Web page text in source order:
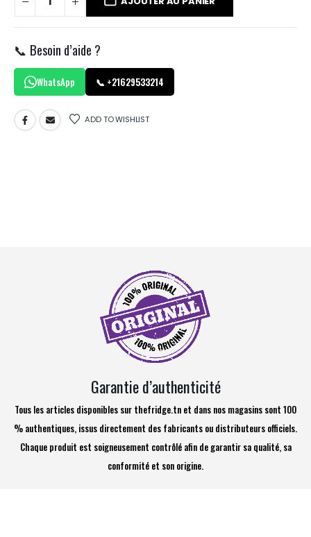
📞 Besoin d’aide ?
WhatsApp 📞 +21629533214
ADD TO WISHLIST
Garantie d’authenticité
Tous les articles disponibles sur thefridge.tn et dans nos magasins sont 100
% authentiques, issus directement des fabricants ou distributeurs officiels.
Chaque produit est soigneusement contrôlé afin de garantir sa qualité, sa
conformité et son origine.